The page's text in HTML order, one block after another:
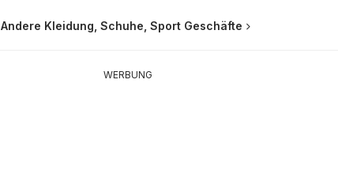
Andere Kleidung, Schuhe, Sport Geschäfte
WERBUNG